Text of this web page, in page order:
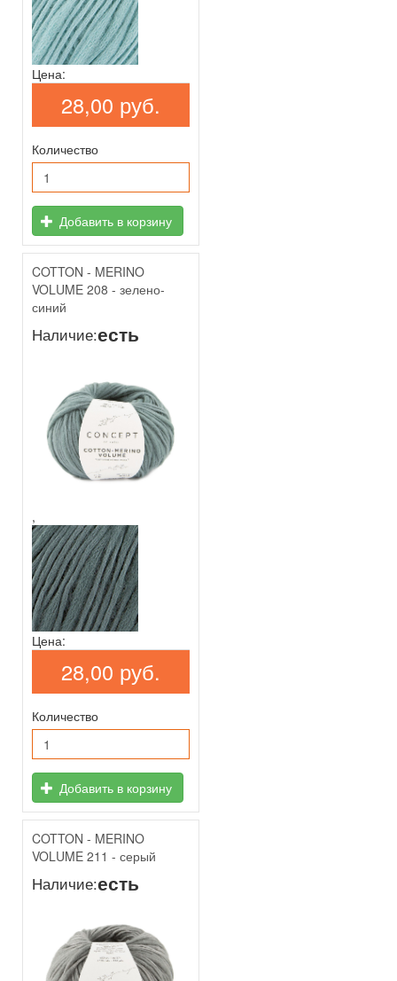
Цена:
28,00 руб.
Количество
Добавить в корзину
COTTON - MERINO
VOLUME 208 - зелено-
синий
Наличие:есть
,
Цена:
28,00 руб.
Количество
Добавить в корзину
COTTON - MERINO
VOLUME 211 - серый
Наличие:есть